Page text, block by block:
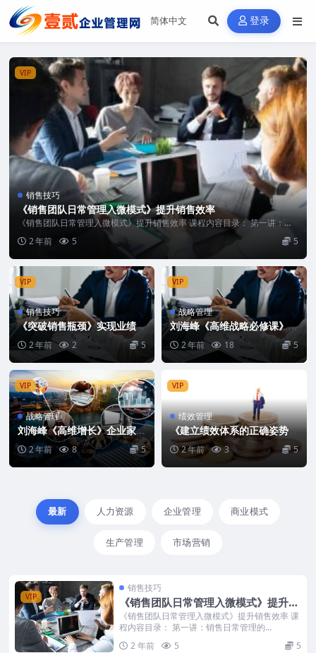
登录
VIP
销售技巧
《销售团队日常管理入微模式》提升销售效率
《销售团队日常管理入微模式》提升销售效率 课程内容目录： 第一讲：销
2 年前 5 5
VIP
销售技巧
《突破销售瓶颈》实现业绩持
续增长的销售技能课
2 年前 2 5
VIP
战略管理
刘海峰《高维战略必修课》实
现指数级增长
2 年前 18 5
VIP
战略管理
刘海峰《高维增长》企业家的
战略必修课
2 年前 8 5
VIP
绩效管理
《建立绩效体系的正确姿势》
从0-1搭建全套绩效体系
2 年前 3 5
最新 人力资源 企业管理 商业模式
生产管理 市场营销
VIP
销售技巧
《销售团队日常管理入微模式》提升销
售效率
《销售团队日常管理入微模式》提升销售效率 课
程内容目录： 第一讲：销售日常管理的...
2 年前
5 5